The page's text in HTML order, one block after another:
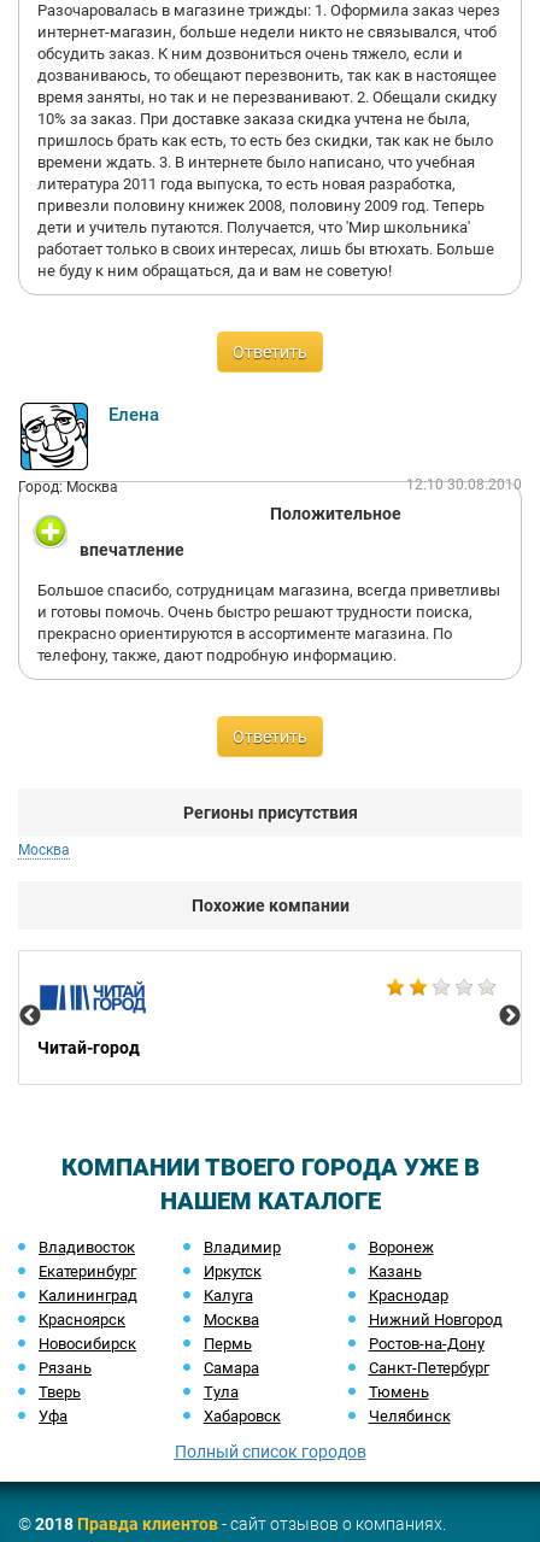
Разочаровалась в магазине трижды: 1. Оформила заказ через
интернет-магазин, больше недели никто не связывался, чтоб
обсудить заказ. К ним дозвониться очень тяжело, если и
дозваниваюсь, то обещают перезвонить, так как в настоящее
время заняты, но так и не перезванивают. 2. Обещали скидку
10% за заказ. При доставке заказа скидка учтена не была,
пришлось брать как есть, то есть без скидки, так как не было
времени ждать. 3. В интернете было написано, что учебная
литература 2011 года выпуска, то есть новая разработка,
привезли половину книжек 2008, половину 2009 год. Теперь
дети и учитель путаются. Получается, что 'Мир школьника'
работает только в своих интересах, лишь бы втюхать. Больше
не буду к ним обращаться, да и вам не советую!
Ответить
Елена
Город: Москва 12:10 30.08.2010
Положительное
впечатление
Большое спасибо, сотрудницам магазина, всегда приветливы
и готовы помочь. Очень быстро решают трудности поиска,
прекрасно ориентируются в ассортименте магазина. По
телефону, также, дают подробную информацию.
Ответить
Регионы присутствия
Москва
Похожие компании
Читай-город
КОМПАНИИ ТВОЕГО ГОРОДА УЖЕ В
НАШЕМ КАТАЛОГЕ
Владивосток Владимир
Воронеж
Екатеринбург
Иркутск
Казань
Калининград
Калуга
Краснодар
Красноярск
Москва
Нижний Новгород
Новосибирск
Пермь
Ростов-на-Дону
Рязань
Самара
Санкт-Петербург
Тверь
Тула
Тюмень
Уфа
Хабаровск Челябинск
Полный список городов
©2018Правда клиентов- сайт отзывов о компаниях.